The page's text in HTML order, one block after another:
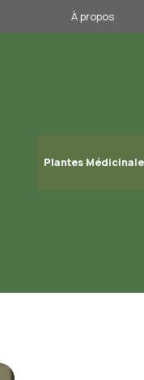
À propos
Plantes